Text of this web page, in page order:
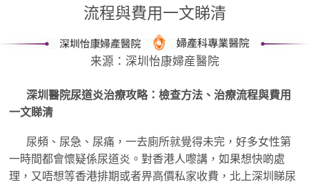
流程與費用一文睇清
来源：深圳怡康婦産醫院
深圳醫院尿道炎治療攻略：檢查方法、治療流程與費用
一文睇清
尿頻、尿急、尿痛，一去廁所就覺得未完，好多女性第
一時間都會懷疑係尿道炎。對香港人嚟講，如果想快啲處
理，又唔想等香港排期或者畀高價私家收費，北上深圳睇尿